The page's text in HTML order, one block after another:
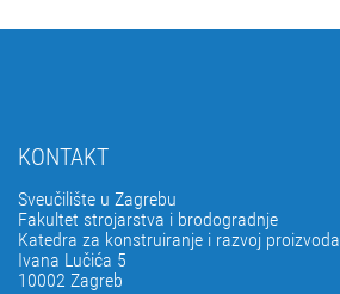
KONTAKT
Sveučilište u Zagrebu
Fakultet strojarstva i brodogradnje
Katedra za konstruiranje i razvoj proizvoda
Ivana Lučića 5
10002 Zagreb